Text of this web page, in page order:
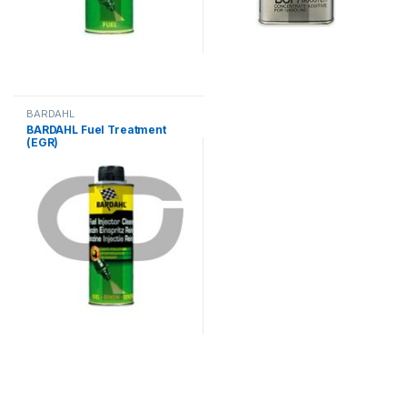
BARDAHL
BARDAHL Fuel Treatment
(EGR)